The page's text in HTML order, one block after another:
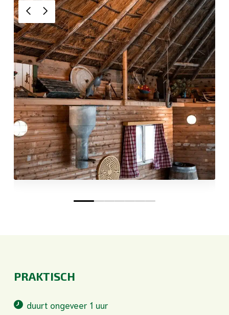
0 1 2 3 4 5 6
PRAKTISCH
duurt ongeveer 1 uur